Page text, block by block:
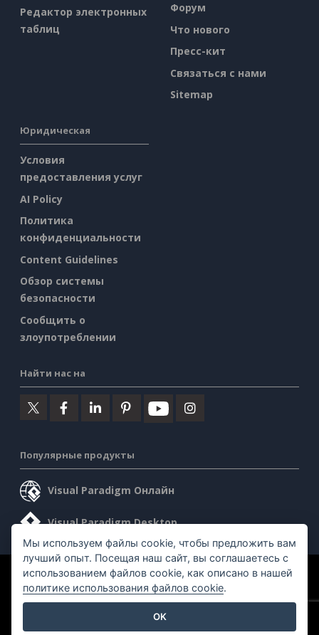
Редактор электронных
таблиц
Форум
Что нового
Пресс-кит
Связаться с нами
Sitemap
Юридическая
Условия
предоставления услуг
AI Policy
Политика
конфиденциальности
Content Guidelines
Обзор системы
безопасности
Сообщить о
злоупотреблении
Найти нас на
Популярные продукты
Visual Paradigm Онлайн
Visual Paradigm Desktop
©2026 by Visual Paradigm. Все права защищены.
Мы используем файлы cookie, чтобы предложить вам
лучший опыт. Посещая наш сайт, вы соглашаетесь с
использованием файлов cookie, как описано в нашей
политике использования файлов cookie.
OK